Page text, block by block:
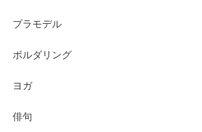
プラモデル
ボルダリング
ヨガ
俳句